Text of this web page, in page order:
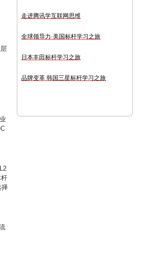
择
走进腾讯学互联网思维
全球领导力·美国标杆学习之旅
日本丰田标杆学习之旅
品牌变革 韩国三星标杆学习之旅